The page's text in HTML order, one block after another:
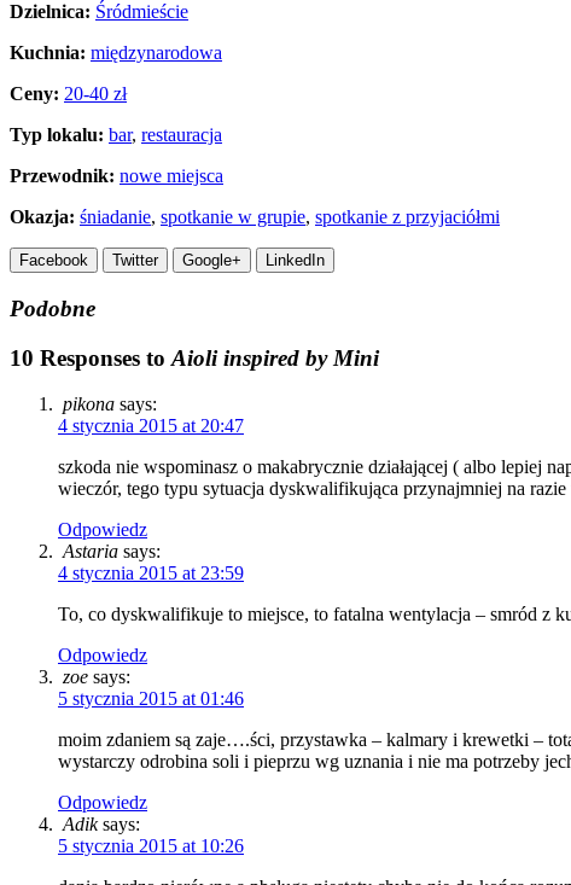
Dzielnica: Śródmieście
Kuchnia: międzynarodowa
Ceny: 20-40 zł
Typ lokalu: bar, restauracja
Przewodnik: nowe miejsca
Okazja: śniadanie, spotkanie w grupie, spotkanie z przyjaciółmi
Facebook Twitter Google+ LinkedIn
Podobne
10 Responses to Aioli inspired by Mini
pikona says:
4 stycznia 2015 at 20:47
szkoda nie wspominasz o makabrycznie działającej ( albo lepiej
wieczór, tego typu sytuacja dyskwalifikująca przynajmniej na razie
Odpowiedz
Astaria says:
4 stycznia 2015 at 23:59
To, co dyskwalifikuje to miejsce, to fatalna wentylacja – smród z
Odpowiedz
zoe says:
5 stycznia 2015 at 01:46
moim zdaniem są zaje….ści, przystawka – kalmary i krewetki –
wystarczy odrobina soli i pieprzu wg uznania i nie ma potrzeby
Odpowiedz
Adik says:
5 stycznia 2015 at 10:26